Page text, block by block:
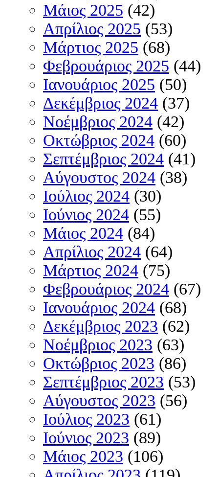
Μάιος 2025 (42)
Απρίλιος 2025 (53)
Μάρτιος 2025 (68)
Φεβρουάριος 2025 (44)
Ιανουάριος 2025 (50)
Δεκέμβριος 2024 (37)
Νοέμβριος 2024 (42)
Οκτώβριος 2024 (60)
Σεπτέμβριος 2024 (41)
Αύγουστος 2024 (38)
Ιούλιος 2024 (30)
Ιούνιος 2024 (55)
Μάιος 2024 (84)
Απρίλιος 2024 (64)
Μάρτιος 2024 (75)
Φεβρουάριος 2024 (67)
Ιανουάριος 2024 (68)
Δεκέμβριος 2023 (62)
Νοέμβριος 2023 (63)
Οκτώβριος 2023 (86)
Σεπτέμβριος 2023 (53)
Αύγουστος 2023 (56)
Ιούλιος 2023 (61)
Ιούνιος 2023 (89)
Μάιος 2023 (106)